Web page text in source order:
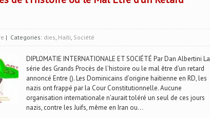
| Categories: dies, Haïti, Société
DIPLOMATIE INTERNATIONALE ET SOCIÉTÉ Par Dan Albertini La
série des Grands Procès de l’histoire ou le mal être d’un retard
annoncé Entre (). Les Dominicains d’origine haïtienne en RD, les
nazis ont frappé par la Cour Constitutionnelle. Aucune
organisation internationale n’aurait toléré un seul de ces jours
nazis, contre les Juifs, même en Iran ou...